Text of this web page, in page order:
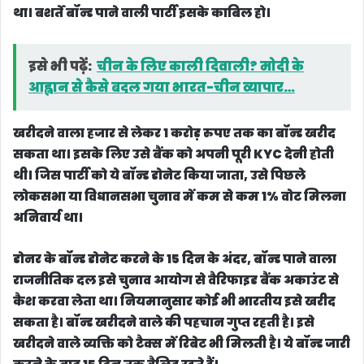
था। बशर्ते बॉन्ड पाने वाली पार्टी इसके काबिल हो।
इसे भी पढ़ें: चीन के लिए काली दिवाली? मोदी के
आह्वान से कैसे बदल गया भारत-चीन व्यापार…
खरीदने वाला हजार से लेकर 1 करोड़ रुपए तक का बॉन्ड खरीद
सकता था। इसके लिए उसे बैंक को अपनी पूरी KYC देनी होती
थी। जिस पार्टी को ये बॉन्ड डोनेट किया जाता, उसे पिछले
लोकसभा या विधानसभा चुनाव में कम से कम 1% वोट मिलना
अनिवार्य था।
डोनर के बॉन्ड डोनेट करने के 15 दिन के अंदर, बॉन्ड पाने वाला
राजनीतिक दल इसे चुनाव आयोग से वैरिफाइड बैंक अकाउंट से
कैश करवा लेता था। नियमानुसार कोई भी भारतीय इसे खरीद
सकता है। बॉन्ड खरीदने वाले की पहचान गुप्त रहती है। इसे
खरीदने वाले व्यक्ति को टैक्स में रिबेट भी मिलती है। ये बॉन्ड जारी